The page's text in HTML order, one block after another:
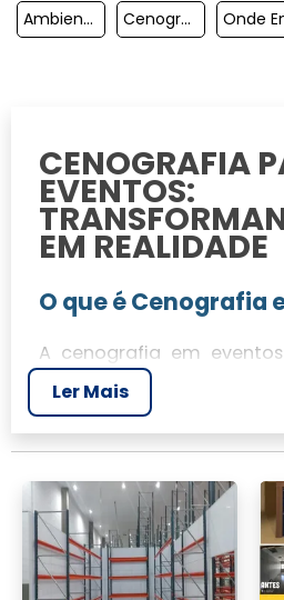
Ambientação De Eventos Cenografia Para Eventos Corporativos Sp
CENOGRAFIA
EVENTOS:
EM REALIDADE
O que é Cenografia
A cenografia em
ambientes que
realidades tangíveis. É o
planejamento,
espaciais para
usuário. JR Tendas se
oferecendo soluções
cenografia eventos
Ler Mais